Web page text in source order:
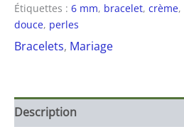
Étiquettes : 6 mm, bracelet, crème,
douce, perles
Bracelets, Mariage
Description